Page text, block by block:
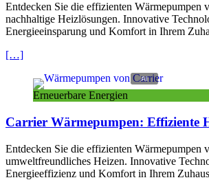
Entdecken Sie die effizienten Wärmepumpen
nachhaltige Heizlösungen. Innovative
Energieeinsparung und Komfort in Ihrem
[…]
Erneuerbare Energien
Carrier Wärmepumpen: Effiziente
Entdecken Sie die effizienten Wärmepumpen
umweltfreundliches Heizen. Innovative
Energieeffizienz und Komfort in Ihrem